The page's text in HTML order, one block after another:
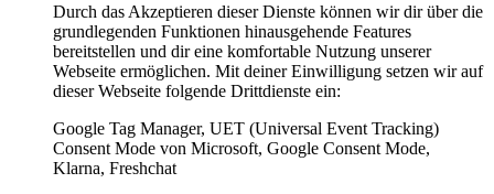
Durch das Akzeptieren dieser Dienste können wir dir über die
grundlegenden Funktionen hinausgehende Features
bereitstellen und dir eine komfortable Nutzung unserer
Webseite ermöglichen. Mit deiner Einwilligung setzen wir auf
dieser Webseite folgende Drittdienste ein:
Google Tag Manager, UET (Universal Event Tracking)
Consent Mode von Microsoft, Google Consent Mode,
Klarna, Freshchat